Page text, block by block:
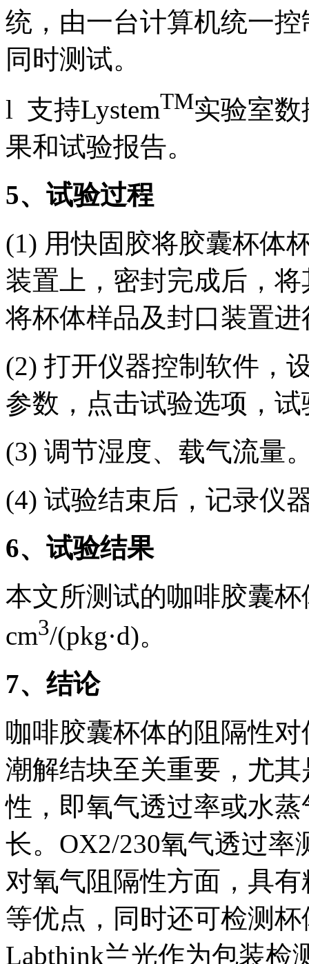
统，由一台计算机统一
同时测试。
l 支持LystemTM实验室
果和试验报告。
5、试验过程
(1) 用快固胶将胶囊杯体
装置上，密封完成后，
将杯体样品及封口装置
(2) 打开仪器控制软件，
参数，点击试验选项，
(3) 调节湿度、载气流量
(4) 试验结束后，记录仪
6、试验结果
本文所测试的咖啡胶囊
cm3/(pkg·d)。
7、结论
咖啡胶囊杯体的阻隔性
潮解结块至关重要，尤
性，即氧气透过率或水
长。OX2/230氧气透过
对氧气阻隔性方面，具
等优点，同时还可检测
Labthink兰光作为包装检